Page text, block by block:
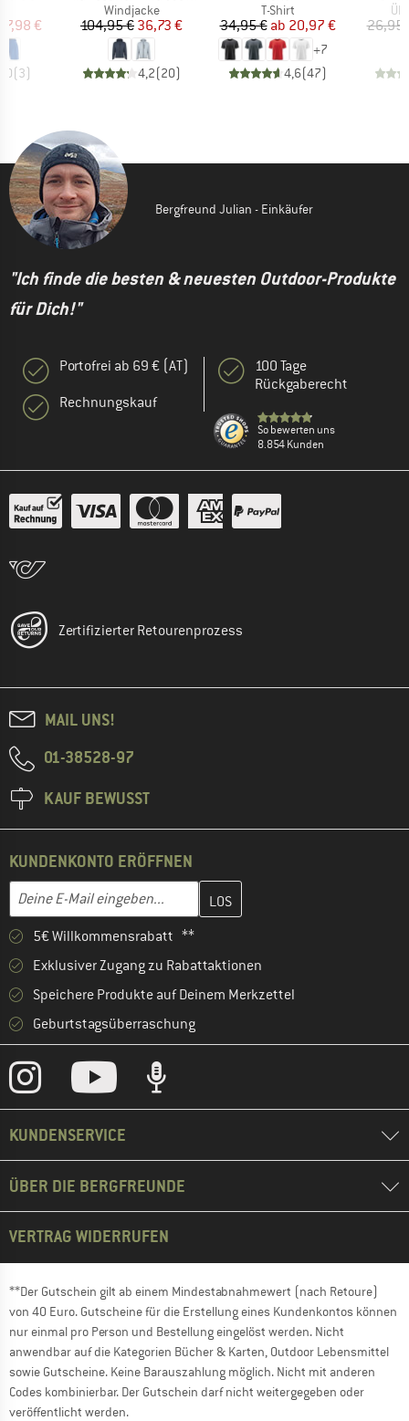
Preis
€
(3)
Produktgruppe
Windjacke
Preis
104,95 €reduzierter Preis
36,73 €
4,2(20)
Produktgruppe
T-Shirt
Preis
34,95 € reduzierter Preis
ab 20,97 €
+7
4,6(47)
26,95
Bergfreund Julian - Einkäufer
"Ich finde die besten & neuesten Outdoor-Produkte
für Dich!"
Portofrei ab 69 € (AT)
Rechnungskauf
100 Tage
Rückgaberecht
So bewerten uns
8.854 Kunden
Zertifizierter Retourenprozess
MAIL UNS!
01-38528-97
KAUF BEWUSST
KUNDENKONTO ERÖFFNEN
E-Mail-Adresse
Gib hier deine E-Mail-Adresse ein und erstelle im nächsten
5€ Willkommensrabatt **
Exklusiver Zugang zu Rabattaktionen
Speichere Produkte auf Deinem Merkzettel
Geburtstagsüberraschung
KUNDENSERVICE
ÜBER DIE BERGFREUNDE
VERTRAG WIDERRUFEN
**Der Gutschein gilt ab einem Mindestabnahmewert (nach Retoure)
von 40 Euro. Gutscheine für die Erstellung eines Kundenkontos können
nur einmal pro Person und Bestellung eingelöst werden. Nicht
anwendbar auf die Kategorien Bücher & Karten, Outdoor Lebensmittel
sowie Gutscheine. Keine Barauszahlung möglich. Nicht mit anderen
Codes kombinierbar. Der Gutschein darf nicht weitergegeben oder
veröffentlicht werden.